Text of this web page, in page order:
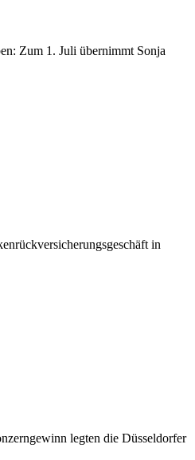
Zum 1. Juli übernimmt Sonja
in
legten die Düsseldorfer